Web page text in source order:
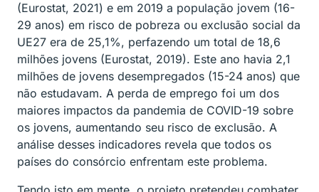
(Eurostat, 2021) e em 2019 a população jovem (16-
29 anos) em risco de pobreza ou exclusão social da
UE27 era de 25,1%, perfazendo um total de 18,6
milhões jovens (Eurostat, 2019). Este ano havia 2,1
milhões de jovens desempregados (15-24 anos) que
não estudavam. A perda de emprego foi um dos
maiores impactos da pandemia de COVID-19 sobre
os jovens, aumentando seu risco de exclusão. A
análise desses indicadores revela que todos os
países do consórcio enfrentam este problema.